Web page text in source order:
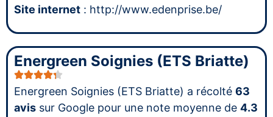
Site internet : http://www.edenprise.be/
Energreen Soignies (ETS Briatte)
Energreen Soignies (ETS Briatte) a récolté 63
avis sur Google pour une note moyenne de 4.3